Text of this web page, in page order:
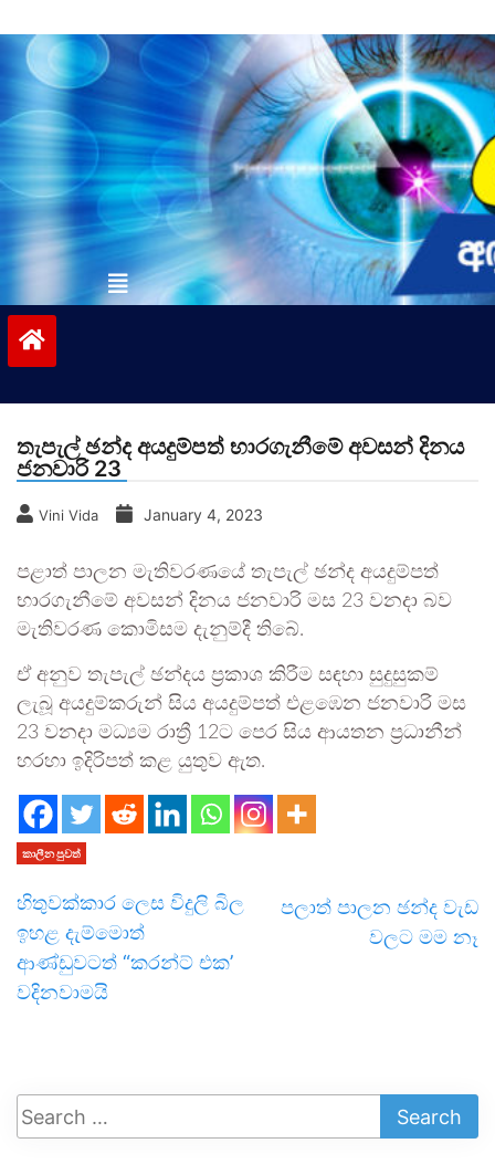
to
contentvinivida.lk
තැපැල් ඡන්ද අයදුම්පත් භාරගැනීමේ අවසන් දිනය
ජනවාරි 23
Vini Vida January 4, 2023
පළාත් පාලන මැතිවරණයේ තැපැල් ඡන්ද අයදුම්පත්
භාරගැනීමේ අවසන් දිනය ජනවාරි මස 23 වනදා බව
මැතිවරණ කොමිසම දැනුම්දී තිබේ.
ඒ අනුව තැපැල් ඡන්දය ප්‍රකාශ කිරීම සඳහා සුදුසුකම්
ලැබූ අයදුම්කරුන් සිය අයදුම්පත් එළඹෙන ජනවාරි මස
23 වනදා මධ්‍යම රාත්‍රී 12ට පෙර සිය ආයතන ප්‍රධානීන්
හරහා ඉදිරිපත් කළ යුතුව ඇත.
කාලීන පුවත්
හිතුවක්කාර ලෙස විදුලි බිල
ඉහළ දැම්මොත්
ආණ්ඩුවටත් “කරන්ට් එක’
වදිනවාමයි
පලාත් පාලන ඡන්ද වැඩ
වලට මම නෑ